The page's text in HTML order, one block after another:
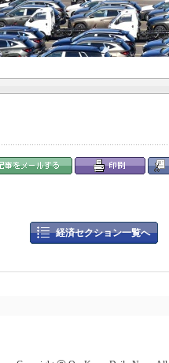
経済セクション一覧へ